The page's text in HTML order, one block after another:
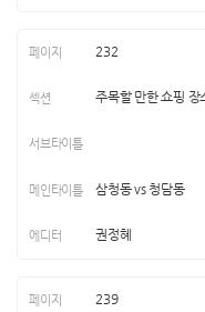
232
주목할 만한 쇼핑 장
삼청동 vs 청담동
권정혜
239